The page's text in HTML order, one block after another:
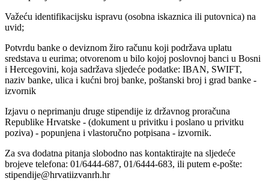
Važeću identifikacijsku ispravu (osobna iskaznica ili putovnica) na
uvid;
Potvrdu banke o deviznom žiro računu koji podržava uplatu
sredstava u eurima; otvorenom u bilo kojoj poslovnoj banci u Bosni
i Hercegovini, koja sadržava sljedeće podatke: IBAN, SWIFT,
naziv banke, ulica i kućni broj banke, poštanski broj i grad banke -
izvornik
Izjavu o neprimanju druge stipendije iz državnog proračuna
Republike Hrvatske - (dokument u privitku i poslano u privitku
poziva) - popunjena i vlastoručno potpisana - izvornik.
Za sva dodatna pitanja slobodno nas kontaktirajte na sljedeće
brojeve telefona: 01/6444-687, 01/6444-683, ili putem e-pošte:
stipendije@hrvatiizvanrh.hr